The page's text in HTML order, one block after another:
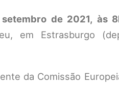
de 2021, às
em Estrasburgo
da Comissão